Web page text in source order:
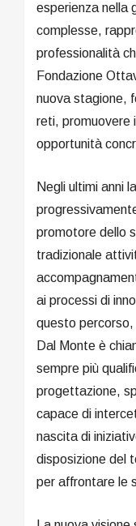
esperienza nella
complesse,
professionalità
Fondazione
nuova stagione,
reti, promuovere
opportunità
Negli ultimi anni
promotore dello
tradizionale
ai processi di
questo
Dal Monte è
sempre più
progettazione,
capace di
nascita di
disposizione del
per affrontare le